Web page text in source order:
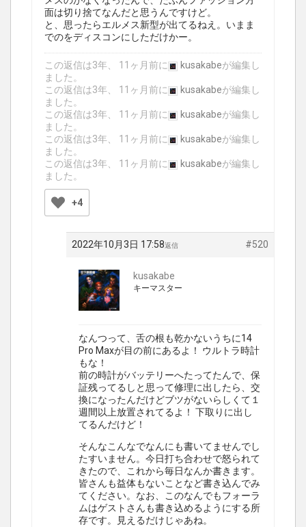
面は切り捨てなんだと思うんですけど。
と、思ったらエルメス新型が出てるねえ。いまま
でのをディスコンにしただけかー。
この返信は3年、 11ヶ月前に kusakabeが編集し
ました。
この返信は3年、 11ヶ月前に
kusakabeが編集し
ました。
この返信は3年、 11ヶ月前に
kusakabeが編集し
ました。
この返信は3年、 11ヶ月前に
kusakabeが編集し
ました。
この返信は3年、 11ヶ月前に
kusakabeが編集し
ました。
+4
2022年10月3日 17:58 #520
返信
kusakabe
キーマスター
なんつって、舌の根も乾かないうちに14
Pro Maxが目の前にあるよ！ ウルトラ時計
もな！
前の時計がバッテリーへたってたんで、保
証残ってるしと思って修理に出したら、交
換になったんだけどブツがないらしくて１
週間以上放置されてるよ！ 下取りに出し
てるんだけど！
そんなこんなでなんにも書いてませんでし
たすいません。今日打ち合わせで怒られて
きたので、これから毎日なんか書きます。
皆さんも益体もないことなど書き込んでみ
てください。なお、このなんでもフォーラ
ムはゲストさんも書き込めるようにする所
存です。見えるだけじゃあね。